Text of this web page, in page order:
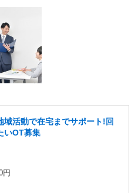
活動で在宅までサポート!回
いOT募集
円